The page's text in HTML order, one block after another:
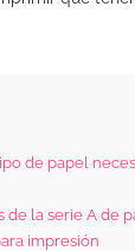
de papel
de la serie A de
impresión